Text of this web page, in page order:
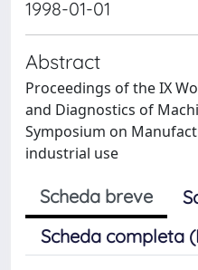
1998-01-01
Abstract
Proceedings of the IX
and Diagnostics of
Symposium on
industrial use
Scheda breve
Scheda completa